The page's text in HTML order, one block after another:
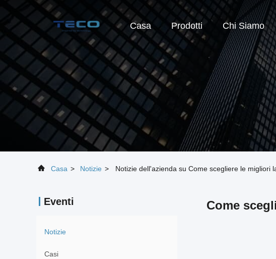
Casa Prodotti Chi Siamo
Casa > Notizie > Notizie dell'azienda su Come scegliere le
Eventi
Notizie
Casi
Come